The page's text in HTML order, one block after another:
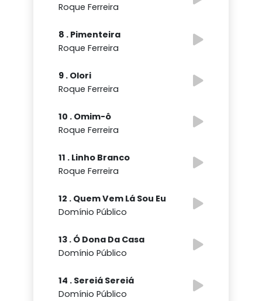
Roque Ferreira
8 . Pimenteira
Roque Ferreira
9 . Olori
Roque Ferreira
10 . Omim-ô
Roque Ferreira
11 . Linho Branco
Roque Ferreira
12 . Quem Vem Lá Sou Eu
Domínio Público
13 . Ó Dona Da Casa
Domínio Público
14 . Sereiá Sereiá
Domínio Público